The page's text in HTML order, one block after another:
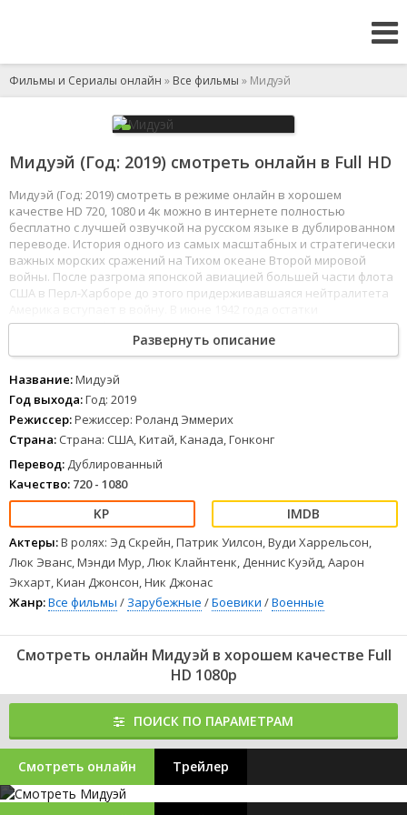
Фильмы и Сериалы онлайн » Все фильмы » Мидуэй
Мидуэй (Год: 2019) смотреть онлайн в Full HD
Мидуэй (Год: 2019) смотреть в режиме онлайн в хорошем
качестве HD 720, 1080 и 4к можно в интернете полностью
бесплатно с лучшей озвучкой на русском языке в дублированном
переводе. История одного из самых масштабных и стратегически
важных морских сражений на Тихом океане Второй мировой
войны. После разгрома японской авиацией большей части флота
США в Перл-Харборе до этого придерживавшаяся нейтралитета
американского флота под командованием адмирала Честера
Нимица сражаются с Императорским флотом Японии у атолла
Мидуэй.
1 234 5 6 78
Развернуть описание
Название:Мидуэй
Год выхода:Год: 2019
Режиссер:Режиссер: Роланд Эммерих
Страна: Страна: США, Китай, Канада, Гонконг
Перевод: Дублированный
Качество: 720 - 1080
Актеры:В ролях: Эд Скрейн, Патрик Уилсон, Вуди Харрельсон,
Люк Эванс, Мэнди Мур, Люк Клайнтенк, Деннис Куэйд, Аарон
Экхарт, Киан Джонсон, Ник Джонас
Жанр:Все фильмы / Зарубежные /Боевики /Военные
Смотреть онлайн Мидуэй в хорошем качестве Full
HD 1080p
ПОИСК ПО ПАРАМЕТРАМ
Смотреть онлайн Трейлер